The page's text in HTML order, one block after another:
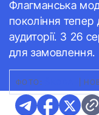
Флагманська
покоління тепер
аудиторії. З 26
для замовлення.
ФОТО: